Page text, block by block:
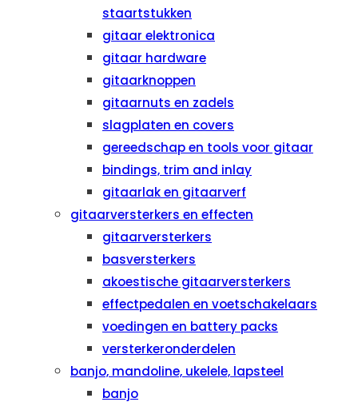
staartstukken
gitaar elektronica
gitaar hardware
gitaarknoppen
gitaarnuts en zadels
slagplaten en covers
gereedschap en tools voor gitaar
bindings, trim and inlay
gitaarlak en gitaarverf
gitaarversterkers en effecten
gitaarversterkers
basversterkers
akoestische gitaarversterkers
effectpedalen en voetschakelaars
voedingen en battery packs
versterkeronderdelen
banjo, mandoline, ukelele, lapsteel
banjo